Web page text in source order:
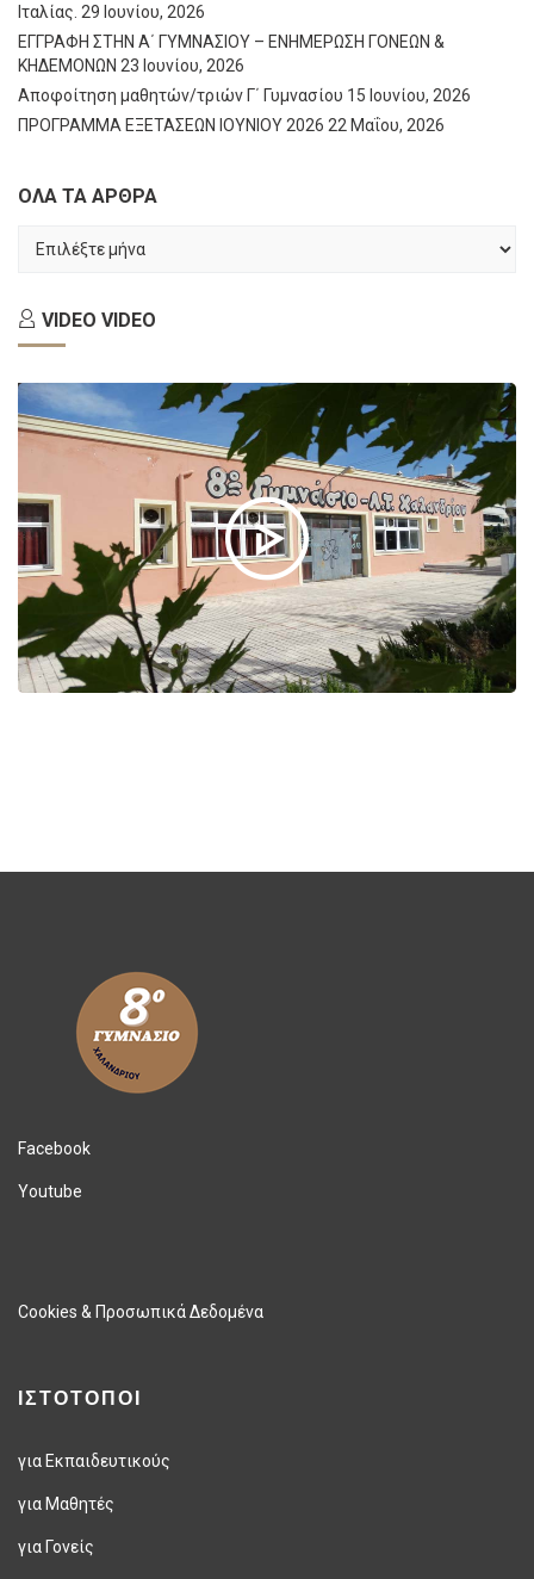
Ιταλίας. 29 Ιουνίου, 2026
ΕΓΓΡΑΦΗ ΣΤΗΝ Α΄ ΓΥΜΝΑΣΙΟΥ – ΕΝΗΜΕΡΩΣΗ ΓΟΝΕΩΝ &
ΚΗΔΕΜΟΝΩΝ 23 Ιουνίου, 2026
Αποφοίτηση μαθητών/τριών Γ΄ Γυμνασίου 15 Ιουνίου, 2026
ΠΡΟΓΡΑΜΜΑ ΕΞΕΤΑΣΕΩΝ ΙΟΥΝΙΟΥ 2026 22 Μαΐου, 2026
ΟΛΑ ΤΑ ΑΡΘΡΑ
ΤΑ
VIDEO VIDEO
Facebook
Youtube
Cookies & Προσωπικά Δεδομένα
ΙΣΤΟΤΟΠΟΙ
για Εκπαιδευτικούς
για Μαθητές
για Γονείς